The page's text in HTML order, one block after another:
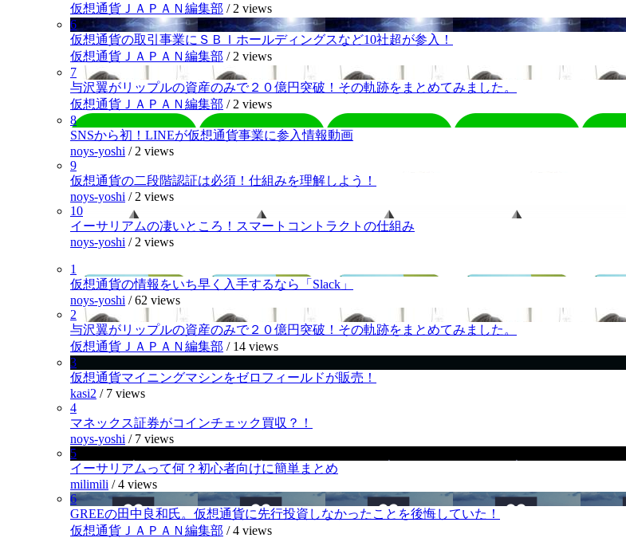
仮想通貨ＪＡＰＡＮ編集部 / 2 views
6
仮想通貨の取引事業にＳＢＩホールディングスなど10社超が参入！
仮想通貨ＪＡＰＡＮ編集部 / 2 views
7
与沢翼がリップルの資産のみで２０億円突破！その軌跡をまとめてみました。
仮想通貨ＪＡＰＡＮ編集部 / 2 views
8
SNSから初！LINEが仮想通貨事業に参入情報動画
noys-yoshi / 2 views
9
仮想通貨の二段階認証は必須！仕組みを理解しよう！
noys-yoshi / 2 views
10
イーサリアムの凄いところ！スマートコントラクトの仕組み
noys-yoshi / 2 views
1
仮想通貨の情報をいち早く入手するなら「Slack」
noys-yoshi /62 views
2
与沢翼がリップルの資産のみで２０億円突破！その軌跡をまとめてみました。
仮想通貨ＪＡＰＡＮ編集部 / 14 views
3
仮想通貨マイニングマシンをゼロフィールドが販売！
kasi2 / 7 views
4
マネックス証券がコインチェック買収？！
noys-yoshi / 7 views
5
イーサリアムって何？初心者向けに簡単まとめ
milimili /4 views
6
GREEの田中良和氏。仮想通貨に先行投資しなかったことを後悔していた！
仮想通貨ＪＡＰＡＮ編集部 /4 views